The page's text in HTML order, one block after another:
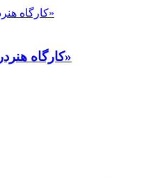
کارگاه هنر‌درمانی «بوم احساس»